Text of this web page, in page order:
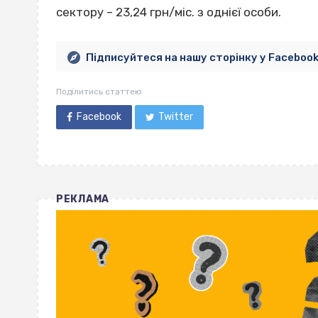
сектору – 23,24 грн/міс. з однієї особи.
Підписуйтеся на нашу сторінку у Facebook
Поділитись статтею
Facebook Twitter
РЕКЛАМА